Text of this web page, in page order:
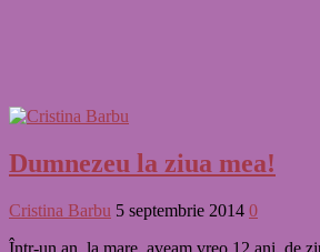
Dumnezeu la ziua mea!
Cristina Barbu 5 septembrie 2014 0
Într-un an, la mare, aveam vreo 12 ani, de